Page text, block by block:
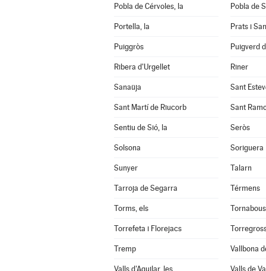
Pobla de Cérvoles, la Pobla de
Portella, la Prats i
Puiggròs Puigverd
Ribera d'Urgellet Riner
Sanaüja Sant
Sant Martí de Riucorb Sant
Sentiu de Sió, la Seròs
Solsona Soriguera
Sunyer Talarn
Tarroja de Segarra Térmens
Torms, els Tornabous
Torrefeta i Florejacs
Tremp Vallbona
Valls d'Aguilar, les Valls de